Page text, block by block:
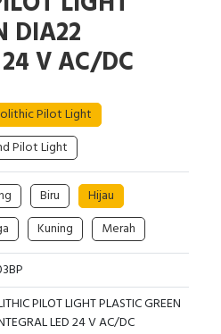
DIA22
V AC/DC
Pilot Light
Pilot Light
Biru
Hijau
Kuning
Merah
PILOT LIGHT PLASTIC GREEN
LED 24 V AC/DC